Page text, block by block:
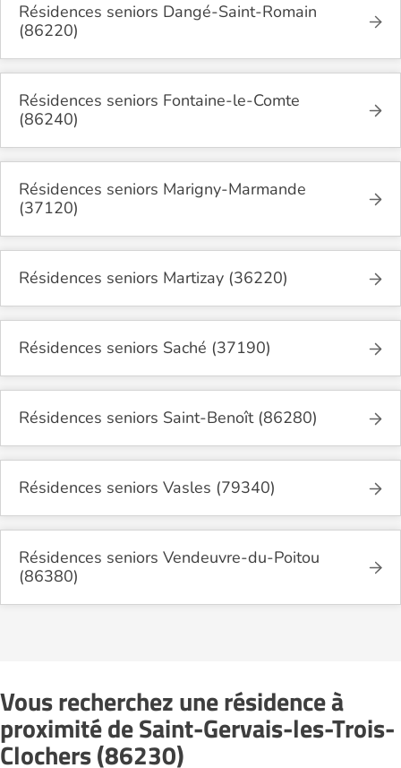
Résidences seniors Dangé-Saint-Romain
(86220)
Résidences seniors Fontaine-le-Comte
(86240)
Résidences seniors Marigny-Marmande
(37120)
Résidences seniors Martizay (36220)
Résidences seniors Saché (37190)
Résidences seniors Saint-Benoît (86280)
Résidences seniors Vasles (79340)
Résidences seniors Vendeuvre-du-Poitou
(86380)
Vous recherchez une résidence à
proximité de Saint-Gervais-les-Trois-
Clochers (86230)